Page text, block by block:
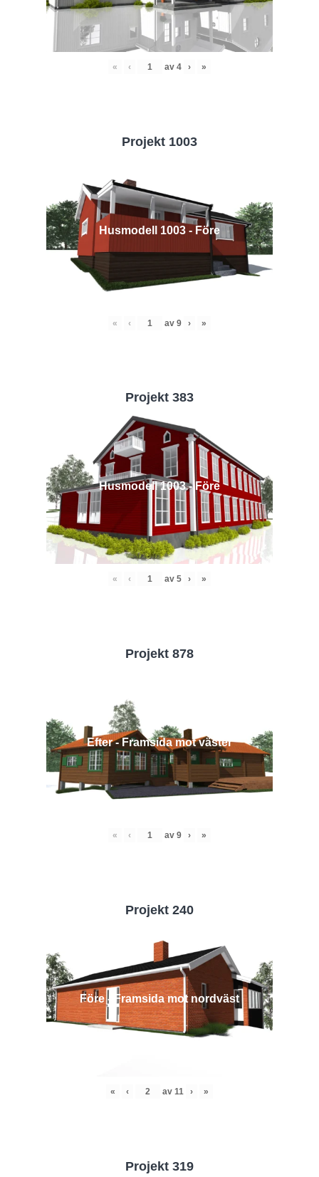
« ‹ av 4 › »
Projekt 1003
Husmodell 1003 - Före
« ‹ av 9 › »
Projekt 383
Husmodell 1003 - Före
« ‹ av 5 › »
Projekt 878
Efter - Framsida mot väster
« ‹ av 9 › »
Projekt 240
Före - Framsida mot nordväst
« ‹ av 11 › »
Projekt 319